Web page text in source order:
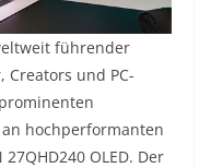
führender
und PC-
hochperformanten
OLED. Der